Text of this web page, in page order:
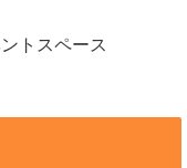
トスペース